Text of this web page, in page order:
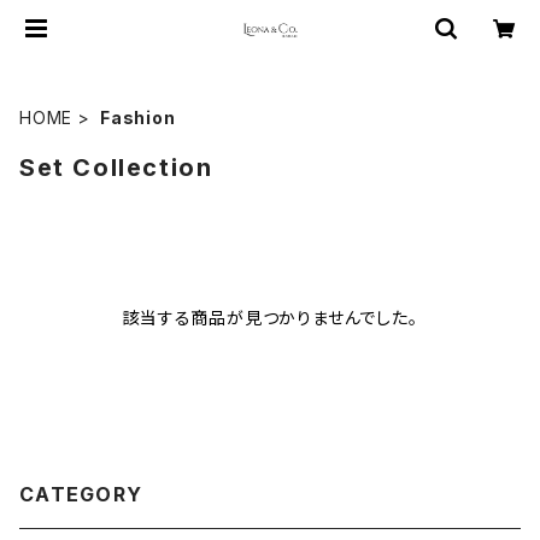
HOME Fashion
Set Collection
該当する商品が見つかりませんでした。
CATEGORY